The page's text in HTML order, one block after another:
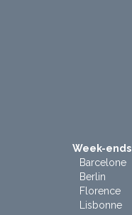
Week-ends
Barcelone
Berlin
Florence
Lisbonne